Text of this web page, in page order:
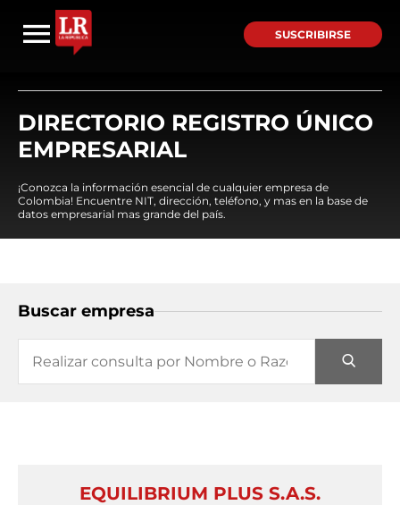
SUSCRIBIRSE
DIRECTORIO REGISTRO ÚNICO
EMPRESARIAL
¡Conozca la información esencial de cualquier empresa de
Colombia! Encuentre NIT, dirección, teléfono, y mas en la base de
datos empresarial mas grande del país.
Buscar empresa
EQUILIBRIUM PLUS S.A.S.